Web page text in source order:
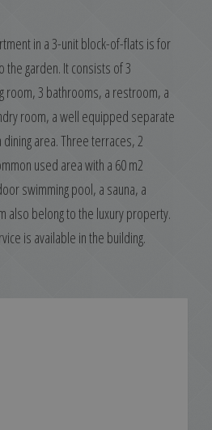
in a 3-unit block-of-flats is for
the garden. It consists of 3
room, 3 bathrooms, a restroom, a
room, a well equipped separate
area. Three terraces, 2
used area with a 60 m2
swimming pool, a sauna, a
also belong to the luxury property.
is available in the building.